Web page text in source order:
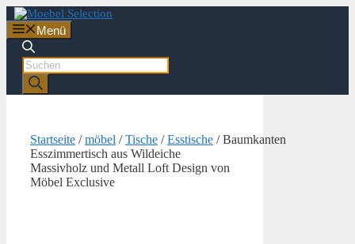
Zum
Inhalt
springen
Menü
Products
search
Startseite /möbel /Tische /Esstische / Baumkanten
Esszimmertisch aus Wildeiche
Massivholz und Metall Loft Design von
Möbel Exclusive